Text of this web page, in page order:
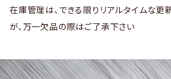
在庫管理は、できる限りリアルタイムな更
が、万一欠品の際はご了承下さい